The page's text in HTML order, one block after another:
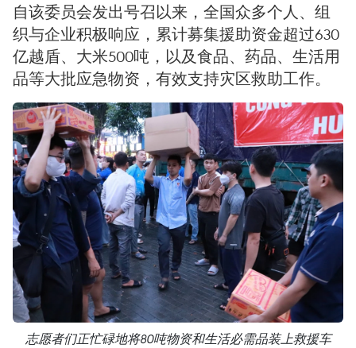
自该委员会发出号召以来，全国众多个人、组
织与企业积极响应，累计募集援助资金超过630
亿越盾、大米500吨，以及食品、药品、生活用
品等大批应急物资，有效支持灾区救助工作。
志愿者们正忙碌地将80吨物资和生活必需品装上救援车